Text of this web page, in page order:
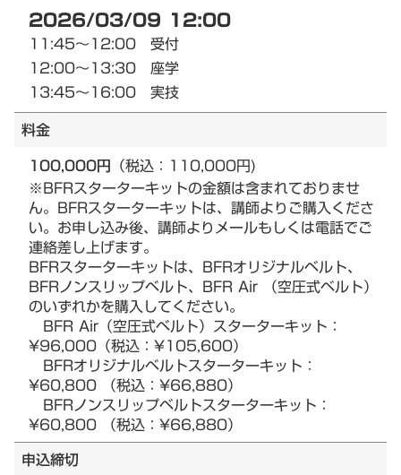
2026/03/09 12:00
11:45～12:00 受付
12:00～13:30 座学
13:45～16:00 実技
料金
100,000円 （税込：110,000円)
※BFRスターターキットの金額は含まれておりませ
ん。BFRスターターキットは、講師よりご購入くださ
い。お申し込み後、講師よりメールもしくは電話でご
連絡差し上げます。
BFRスターターキットは、BFRオリジナルベルト、
BFRノンスリップベルト、BFR Air （空圧式ベルト）
のいずれかを購入してください。
BFR Air（空圧式ベルト）スターターキット：
¥96,000（税込：¥105,600）
BFRオリジナルベルトスターターキット：
¥60,800 （税込：¥66,880）
BFRノンスリップベルトスターターキット：
¥60,800 （税込：¥66,880）
申込締切